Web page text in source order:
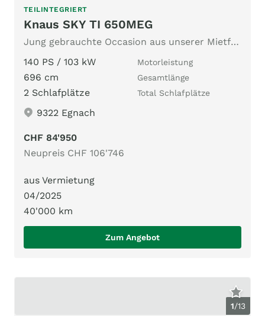
TEILINTEGRIERT
Knaus SKY TI 650MEG
Jung gebrauchte Occasion aus unserer Mietflotte
140 PS / 103 kW
Motorleistung
696 cm Gesamtlänge
2 Schlafplätze Total Schlafplätze
9322 Egnach
CHF 84'950
Neupreis CHF 106'746
aus Vermietung
04/2025
40'000 km
Zum Angebot
1/13